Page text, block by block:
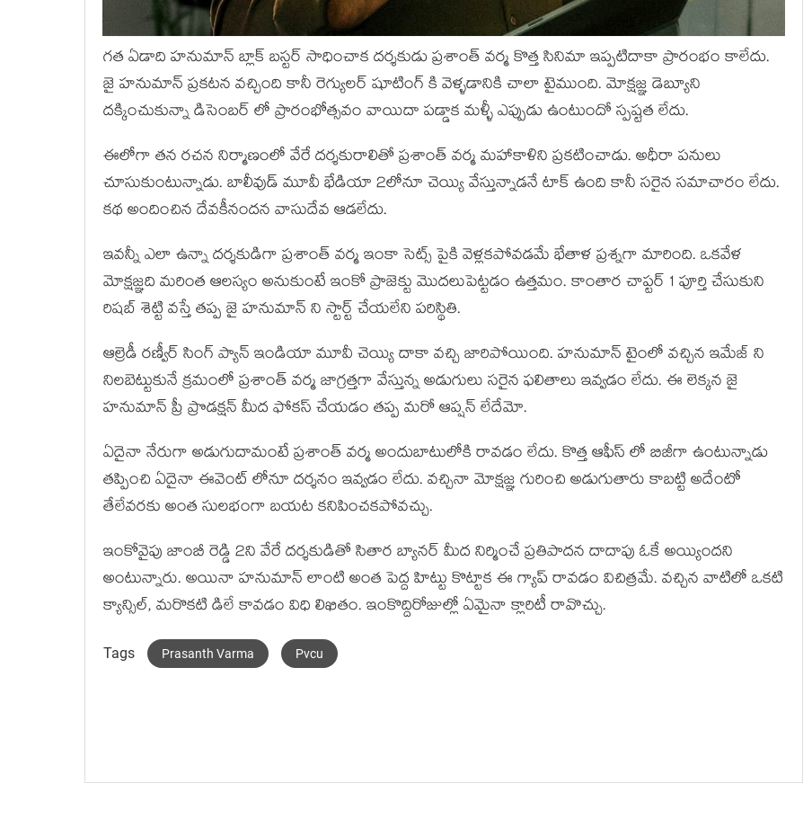
గత ఏడాది హనుమాన్ బ్లాక్ బస్టర్ సాధించాక దర్శకుడు ప్రశాంత్ వర్మ కొత్త సినిమా ఇప్పటిదాకా ప్రారంభం కాలేదు.
జై హనుమాన్ ప్రకటన వచ్చింది కానీ రెగ్యులర్ షూటింగ్ కి వెళ్ళడానికి చాలా టైముంది. మోక్షజ్ఞ డెబ్యూని
దక్కించుకున్నా డిసెంబర్ లో ప్రారంభోత్సవం వాయిదా పడ్డాక మళ్ళీ ఎప్పుడు ఉంటుందో స్పష్టత లేదు.
ఈలోగా తన రచన నిర్మాణంలో వేరే దర్శకురాలితో ప్రశాంత్ వర్మ మహాకాళిని ప్రకటించాడు. అధీరా పనులు
చూసుకుంటున్నాడు. బాలీవుడ్ మూవీ భేడియా 2లోనూ చెయ్యి వేస్తున్నాడనే టాక్ ఉంది కానీ సరైన సమాచారం లేదు.
కథ అందించిన దేవకీనందన వాసుదేవ ఆడలేదు.
ఇవన్నీ ఎలా ఉన్నా దర్శకుడిగా ప్రశాంత్ వర్మ ఇంకా సెట్స్ పైకి వెళ్లకపోవడమే భేతాళ ప్రశ్నగా మారింది. ఒకవేళ
మోక్షజ్ఞది మరింత ఆలస్యం అనుకుంటే ఇంకో ప్రాజెక్టు మొదలుపెట్టడం ఉత్తమం. కాంతార చాప్టర్ 1 పూర్తి చేసుకుని
రిషబ్ శెట్టి వస్తే తప్ప జై హనుమాన్ ని స్టార్ట్ చేయలేని పరిస్థితి.
ఆల్రెడీ రణ్వీర్ సింగ్ ప్యాన్ ఇండియా మూవీ చెయ్యి దాకా వచ్చి జారిపోయింది. హనుమాన్ టైంలో వచ్చిన ఇమేజ్ ని
నిలబెట్టుకునే క్రమంలో ప్రశాంత్ వర్మ జాగ్రత్తగా వేస్తున్న అడుగులు సరైన ఫలితాలు ఇవ్వడం లేదు. ఈ లెక్కన జై
హనుమాన్ ప్రీ ప్రొడక్షన్ మీద ఫోకస్ చేయడం తప్ప మరో ఆప్షన్ లేదేమో.
ఏదైనా నేరుగా అడుగుదామంటే ప్రశాంత్ వర్మ అందుబాటులోకి రావడం లేదు. కొత్త ఆఫీస్ లో బిజీగా ఉంటున్నాడు
తప్పించి ఏదైనా ఈవెంట్ లోనూ దర్శనం ఇవ్వడం లేదు. వచ్చినా మోక్షజ్ఞ గురించి అడుగుతారు కాబట్టి అదేంటో
తేలేవరకు అంత సులభంగా బయట కనిపించకపోవచ్చు.
ఇంకోవైపు జాంబీ రెడ్డి 2ని వేరే దర్శకుడితో సితార బ్యానర్ మీద నిర్మించే ప్రతిపాదన దాదాపు ఓకే అయ్యిందని
అంటున్నారు. అయినా హనుమాన్ లాంటి అంత పెద్ద హిట్టు కొట్టాక ఈ గ్యాప్ రావడం విచిత్రమే. వచ్చిన వాటిలో ఒకటి
క్యాన్సిల్, మరొకటి డిలే కావడం విధి లిఖితం. ఇంకొద్దిరోజుల్లో ఏమైనా క్లారిటీ రావొచ్చు.
Tags Prasanth Varma Pvcu